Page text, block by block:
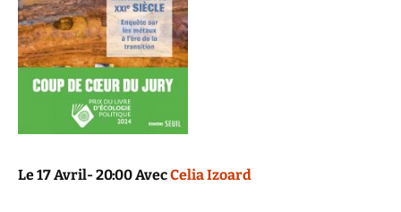
Le 17 Avril- 20:00 AvecCelia Izoard